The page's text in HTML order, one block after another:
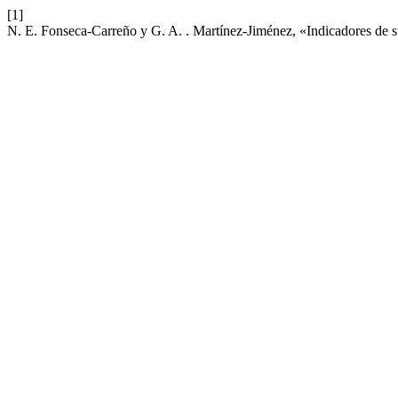
[1]
N. E. Fonseca-Carreño y G. A. . Martínez-Jiménez, «Indicadores